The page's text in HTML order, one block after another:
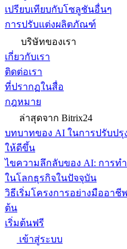
เปรียบเทียบกับโซลูชันอื่นๆ
การปรับแต่งผลิตภัณฑ์
บริษัทของเรา
เกี่ยวกับเรา
ติดต่อเรา
ที่ปรากฏในสื่อ
กฎหมาย
ล่าสุดจาก Bitrix24
บทบาทของ AI ในการปรับป
ให้ดีขึ้น
ไขความลึกลับของ AI: การท
ในโลกธุรกิจในปัจจุบัน
วิธีเริ่มโครงการอย่างมืออา
ต้น
เริ่มต้นฟรี
เข้าสู่ระบบ